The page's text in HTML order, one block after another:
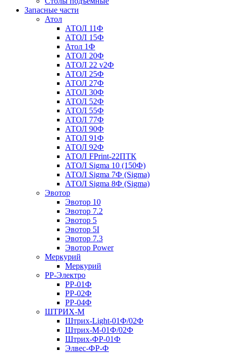
Запасные части
Атол
АТОЛ 11Ф
АТОЛ 15Ф
Атол 1Ф
АТОЛ 20Ф
АТОЛ 22 v2Ф
АТОЛ 25Ф
АТОЛ 27Ф
АТОЛ 30Ф
АТОЛ 52Ф
АТОЛ 55Ф
АТОЛ 77Ф
АТОЛ 90Ф
АТОЛ 91Ф
АТОЛ 92Ф
АТОЛ FPrint-22ПТК
АТОЛ Sigma 10 (150Ф)
АТОЛ Sigma 7Ф (Sigma)
АТОЛ Sigma 8Ф (Sigma)
Эвотор
Эвотор 10
Эвотор 7.2
Эвотор 5
Эвотор 5I
Эвотор 7.3
Эвотор Power
Меркурий
Меркурий
РР-Электро
РР-01Ф
РР-02Ф
РР-04Ф
ШТРИХ-М
Штрих-Light-01Ф/02Ф
Штрих-М-01Ф/02Ф
Штрих-ФР-01Ф
Элвес-ФР-Ф